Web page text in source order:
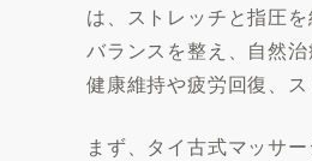
は、ストレッチと指圧
バランスを整え、自然
健康維持や疲労回復、
まず、タイ古式マッサ